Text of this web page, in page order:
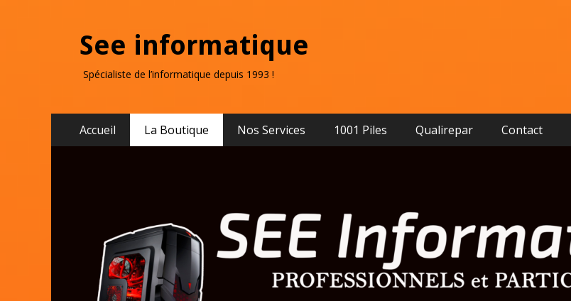
See informatique
Spécialiste de l’informatique depuis 1993 !
Accueil La Boutique Nos Services 1001 Piles Qualirepar Contact